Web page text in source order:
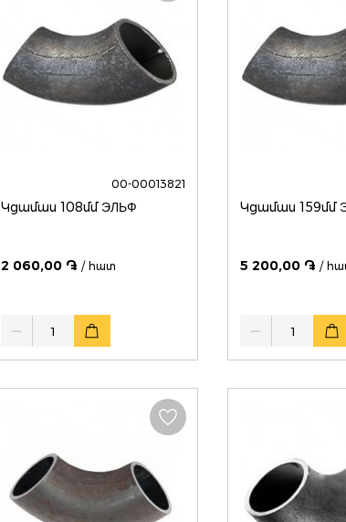
00-00013821
Կցամաս 108մմ ЭЛЬФ
2 060,00 ֏ / հատ 5 200,00 ֏ /